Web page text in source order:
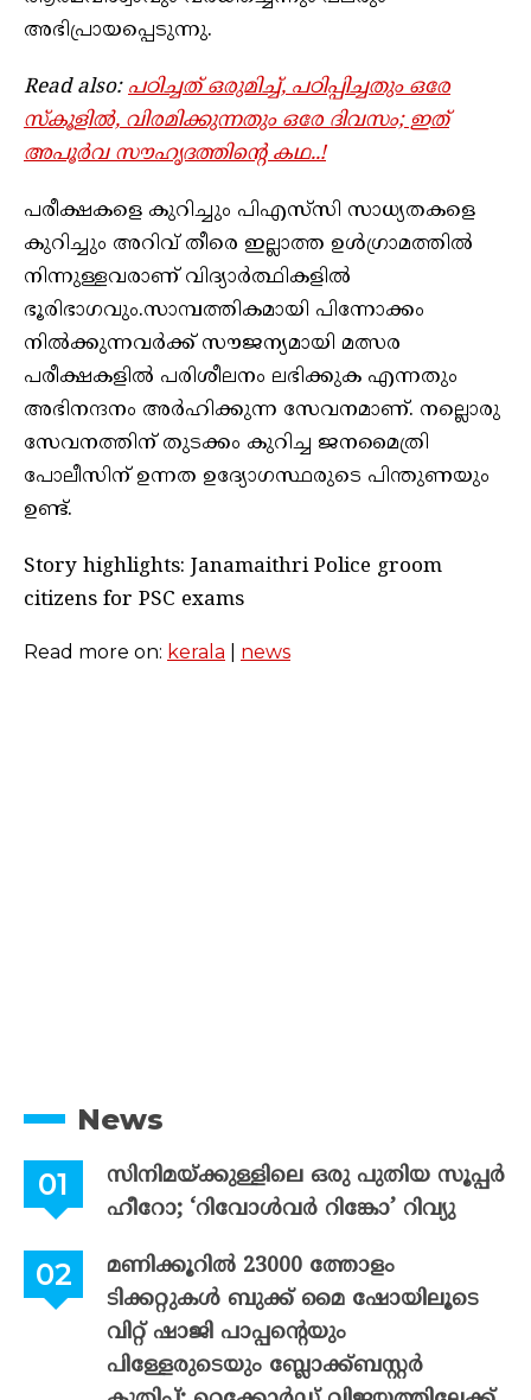
അഭിപ്രായപ്പെടുന്നു.
Read also:പഠിച്ചത് ഒരുമിച്ച്, പഠിപ്പിച്ചതും ഒരേ
സ്കൂളിൽ, വിരമിക്കുന്നതും ഒരേ ദിവസം; ഇത്
അപൂർവ സൗഹൃദത്തിന്റെ കഥ..!
പരീക്ഷകളെ കുറിച്ചും പിഎസ്‌സി സാധ്യതകളെ
കുറിച്ചും അറിവ് തീരെ ഇല്ലാത്ത ഉൾഗ്രാമത്തിൽ
നിന്നുള്ളവരാണ് വിദ്യാർത്ഥികളിൽ
ഭൂരിഭാഗവും.സാമ്പത്തികമായി പിന്നോക്കം
നിൽക്കുന്നവർക്ക് സൗജന്യമായി മത്സര
പരീക്ഷകളിൽ പരിശീലനം ലഭിക്കുക എന്നതും
അഭിനന്ദനം അർഹിക്കുന്ന സേവനമാണ്. നല്ലൊരു
സേവനത്തിന് തുടക്കം കുറിച്ച ജനമൈത്രി
പോലീസിന് ഉന്നത ഉദ്യോഗസ്ഥരുടെ പിന്തുണയും
ഉണ്ട്.
Story highlights: Janamaithri Police groom
citizens for PSC exams
Read more on: kerala news
News
സിനിമയ്ക്കുള്ളിലെ ഒരു പുതിയ സൂപ്പർ
ഹീറോ; ‘റിവോൾവർ റിങ്കോ’ റിവ്യു
മണിക്കൂറിൽ 23000 ത്തോളം
ടിക്കറ്റുകൾ ബുക്ക് മൈ ഷോയിലൂടെ
വിറ്റ് ഷാജി പാപ്പന്റെയും
പിള്ളേരുടെയും ബ്ലോക്ക്ബസ്റ്റർ